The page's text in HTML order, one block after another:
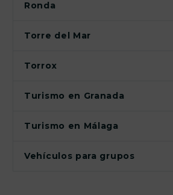
Ronda
Torre del Mar
Torrox
Turismo en Granada
Turismo en Málaga
Vehículos para grupos